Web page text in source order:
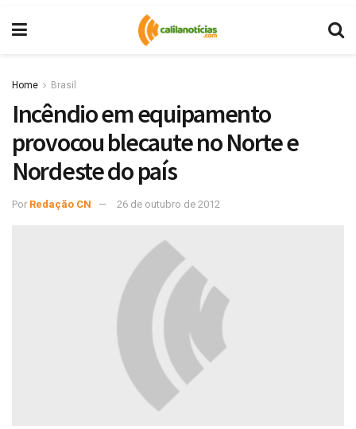
Home Brasil
Incêndio em equipamento
provocou blecaute no Norte e
Nordeste do país
Por Redação CN 26 de outubro de 2012